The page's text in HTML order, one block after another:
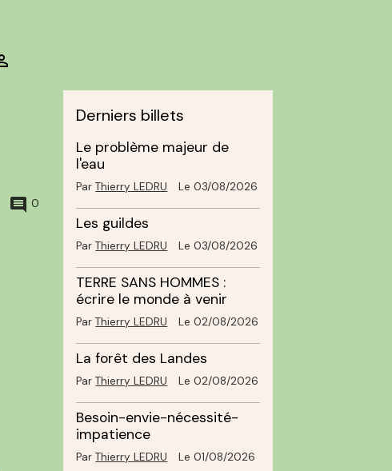
0
Derniers billets
Le problème majeur de
l'eau
ParThierry LEDRU Le 03/08/2026
Les guildes
ParThierry LEDRU Le 03/08/2026
TERRE SANS HOMMES :
écrire le monde à venir
ParThierry LEDRU Le 02/08/2026
La forêt des Landes
ParThierry LEDRU Le 02/08/2026
Besoin-envie-nécessité-
impatience
ParThierry LEDRU Le 01/08/2026